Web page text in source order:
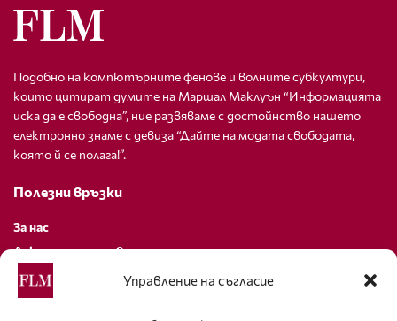
Управление на съгласие
Подобно на компютърните фенове и волните субкултури,
които цитират думите на Маршал Маклуън “Информацията
иска да е свободна”, ние развяваме с достойнство нашето
електронно знаме с девиза “Дайте на модата свободата,
която й се полага!”.
Полезни връзки
За нас
Декларация за поверителност
Политика за бисквитки